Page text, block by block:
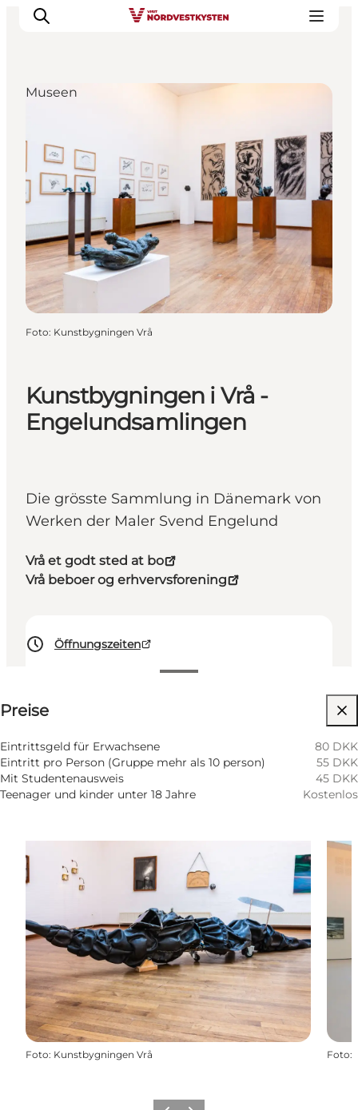
Inspiration
Events
Unterkunft
Mach deine Urlaubsplanung
Kunstbygningen i Vrå -
Engelundsamlingen
Die grösste Sammlung in Dänemark von
Werken der Maler Svend Engelund
Vrå et godt sted at bo
Vrå beboer og erhvervsforening
Öffnungszeiten
Preise
Eintrittsgeld für Erwachsene
80 DKK
Eintritt pro Person (Gruppe mehr als 10 person)
55 DKK
Mit Studentenausweis
45 DKK
Teenager und kinder unter 18 Jahre
Kostenlos
Museen
Foto: Kunstbygningen Vrå
Foto: Kunstbygningen Vrå Foto: